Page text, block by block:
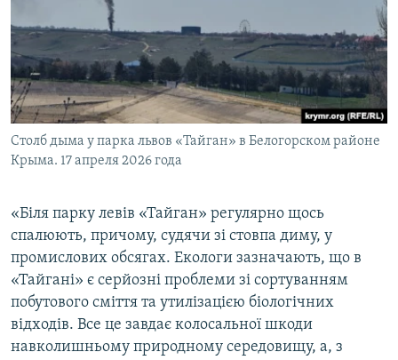
Столб дыма у парка львов «Тайган» в Белогорском районе
Крыма. 17 апреля 2026 года
«Біля парку левів «Тайган» регулярно щось
спалюють, причому, судячи зі стовпа диму, у
промислових обсягах. Екологи зазначають, що в
«Тайгані» є серйозні проблеми зі сортуванням
побутового сміття та утилізацією біологічних
відходів. Все це завдає колосальної шкоди
навколишньому природному середовищу, а, з